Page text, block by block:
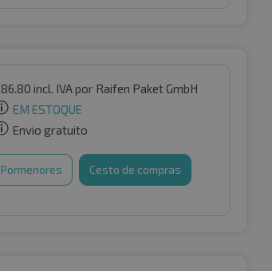
86.80 incl. IVApor Raifen Paket GmbH
EM ESTOQUE
Envio gratuito
Pormenores Cesto de compras